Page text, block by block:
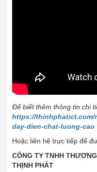
Để biết thêm thông tin chi
https://thinhphatict.com/
day-dien-chat-luong-cao
Hoặc liên hệ trực tiếp để
CÔNG TY TNHH
THỊNH PHÁT